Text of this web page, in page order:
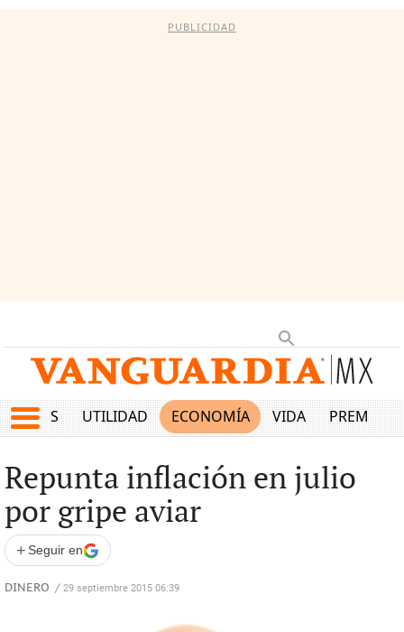
PUBLICIDAD
UTILIDAD ECONOMÍA VIDA PREMIUM
Repunta inflación en julio
por gripe aviar
+ Seguir en
DINERO / 29 septiembre 2015 06:39